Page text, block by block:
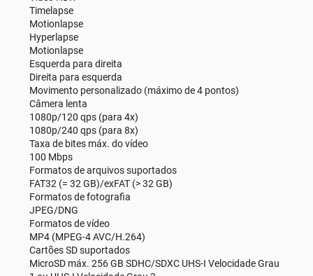
Timelapse
Motionlapse
Hyperlapse
Motionlapse
Esquerda para direita
Direita para esquerda
Movimento personalizado (máximo de 4 pontos)
Câmera lenta
1080p/120 qps (para 4x)
1080p/240 qps (para 8x)
Taxa de bites máx. do vídeo
100 Mbps
Formatos de arquivos suportados
FAT32 (= 32 GB)/exFAT (> 32 GB)
Formatos de fotografia
JPEG/DNG
Formatos de vídeo
MP4 (MPEG-4 AVC/H.264)
Cartões SD suportados
MicroSD máx. 256 GB SDHC/SDXC UHS-I Velocidade Grau